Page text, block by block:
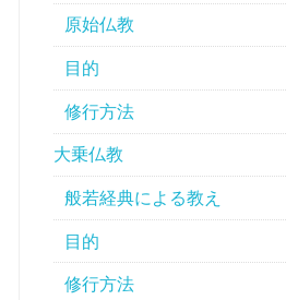
原始仏教
目的
修行方法
大乗仏教
般若経典による教え
目的
修行方法